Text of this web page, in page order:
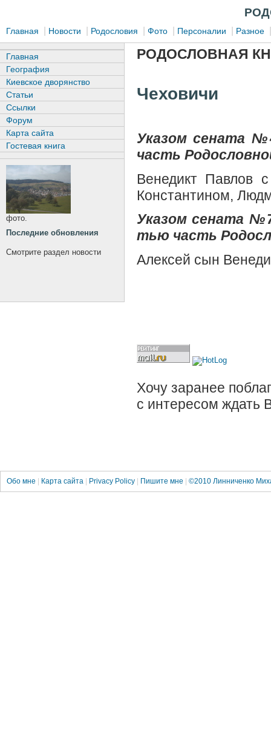
Главная Новости Родословия Фото Персоналии Разное
РОДОСЛОВНАЯ
Чеховичи
Указом сената
часть
Венедикт Павлов
Константином,
Указом сената
тью часть
Алексей сын
Хочу заранее
с интересом ждать
Главная
География
Киевское дворянство
Статьи
Ссылки
Форум
Карта сайта
Гостевая книга
фото.
Последние обновления
Смотрите раздел новости
Обо мне | Карта сайта | Privacy Policy | Пишите мне | ©2010 Линниченко